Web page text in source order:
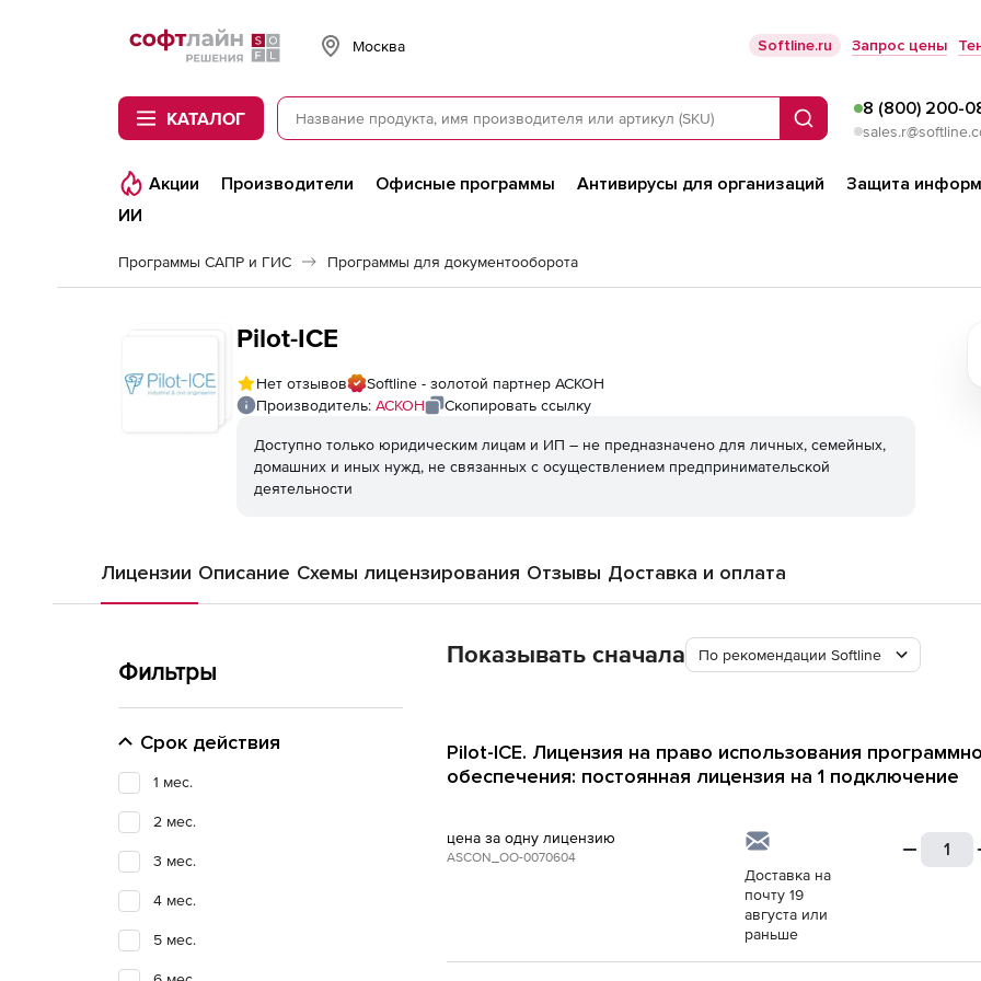
Softline
Москва Softline.ru Запрос цены
КАТАЛОГ Поиск
8 (800) 200-
Акции Производители Офисные программы Антивирусы для организаций Защита
ИИ
Программы САПР и ГИС Программы для документооборота
Pilot-ICE
Нет отзывов
Softline - золотой партнер АСКОН
Производитель: АСКОН Скопировать ссылку
Доступно только юридическим лицам и ИП – не предназначено для личных, семейных,
домашних и иных нужд, не связанных с осуществлением предпринимательской
деятельности
Лицензии Описание Схемы лицензирования Отзывы Доставка и оплата
Фильтры
Срок действия
1 мес.
2 мес.
3 мес.
4 мес.
5 мес.
Показывать сначала По рекомендации Softline
Pilot-ICE. Лицензия на право использования
обеспечения: постоянная лицензия на 1 подключение
цена за одну лицензию
ASCON_ОО-0070604
Доставка на
почту 19
августа или
раньше